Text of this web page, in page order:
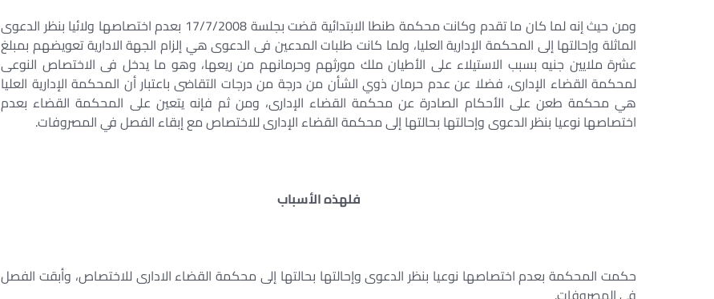
ومن حيث إنه لما كان ما تقدم وكانت محكمة طنطا الابتدائية قضت بجلسة 17/7/2008 بعدم اختصاصها ولائيا بنظر الدعوى
الماثلة وإحالتها إلى المحكمة الإدارية العليا، ولما كانت طلبات المدعين فى الدعوى هي إلزام الجهة الادارية تعويضهم بمبلغ
عشرة ملايين جنيه بسبب الاستيلاء على الأطيان ملك مورثهم وحرمانهم من ريعها، وهو ما يدخل فى الاختصاص النوعى
لمحكمة القضاء الإدارى، فضلا عن عدم حرمان ذوي الشأن من درجة من درجات التقاضى باعتبار أن المحكمة الإدارية العليا
هي محكمة طعن على الأحكام الصادرة عن محكمة القضاء الإدارى، ومن ثم فإنه يتعين على المحكمة القضاء بعدم
اختصاصها نوعيا بنظر الدعوى وإحالتها بحالتها إلى محكمة القضاء الإدارى للاختصاص مع إبقاء الفصل في المصروفات.
فلهذه الأسباب
حكمت المحكمة بعدم اختصاصها نوعيا بنظر الدعوى وإحالتها بحالتها إلى محكمة القضاء الادارى للاختصاص، وأبقت الفصل